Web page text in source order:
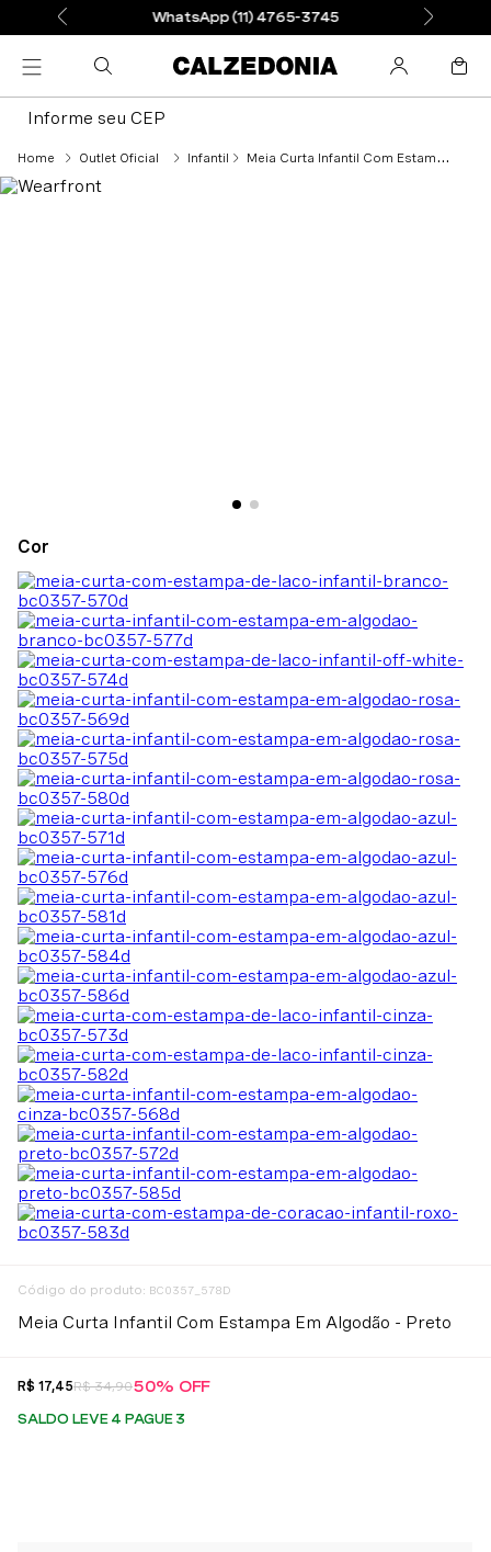
WhatsApp (11) 4765-3745
Informe seu CEP
Outlet Oficial Infantil Meia Curta Infantil Com Estampa Em Algodão - Preto
: BC0357_578D
Meia Curta Infantil Com Estampa Em Algodão - Preto
R$ 17,45R$ 34,9050% OFF
SALDO LEVE 4 PAGUE 3